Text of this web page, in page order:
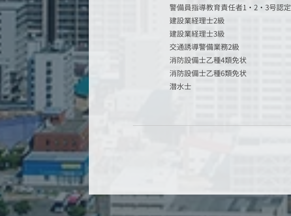
警備員指導教育責任者1・2・3号認定
建設業経理士2級
建設業経理士3級
交通誘導警備業務2級
消防設備士乙種4類免状
消防設備士乙種6類免状
潜水士